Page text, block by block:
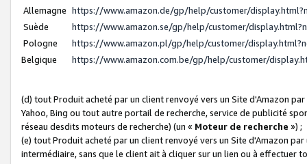
Allemagne https://www.amazon.de/gp/help/customer/
Suède
https://www.amazon.se/gp/help/customer/
Pologne
https://www.amazon.pl/gp/help/customer/
Belgique
https://www.amazon.com.be/gp/help/customer/
(d) tout Produit acheté par un client renvoyé vers un Site d'Amazon
Yahoo, Bing ou tout autre portail de recherche, service de publicité
réseau desdits moteurs de recherche) (un « Moteur de recherche ») ;
(e) tout Produit acheté par un client renvoyé vers un Site d'Amazon
intermédiaire, sans que le client ait à cliquer sur un lien ou à